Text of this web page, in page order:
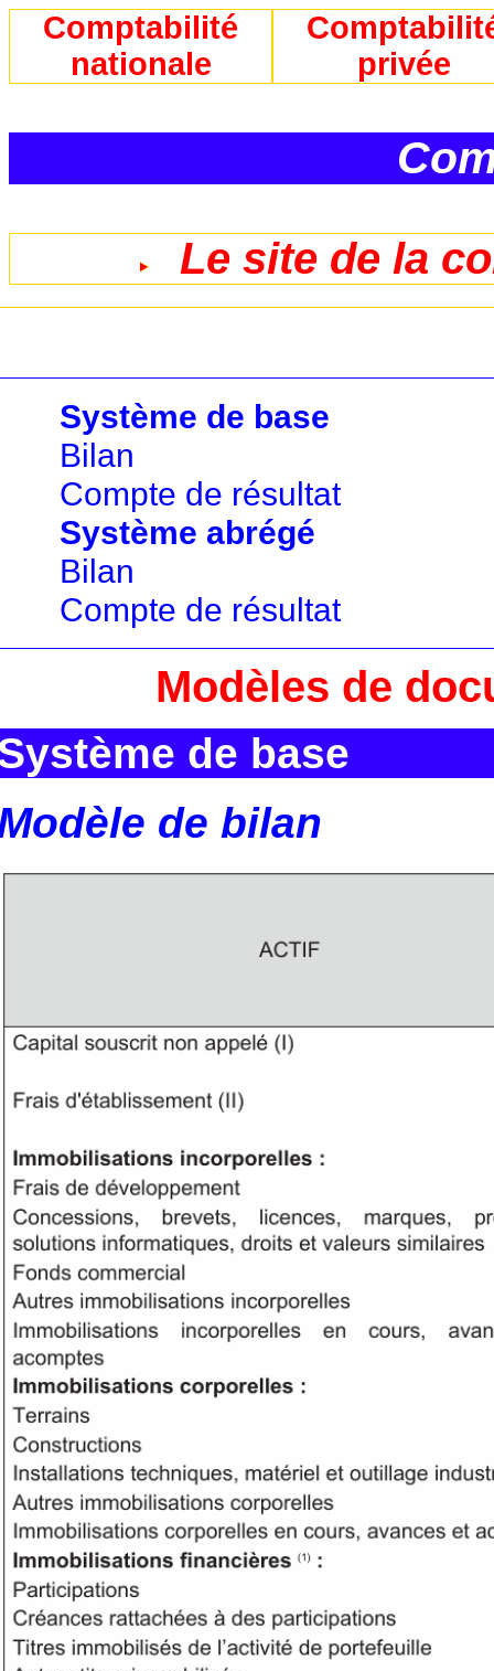
Comptabilité
nationale
privée
Le site de la
Système de base
Bilan
Compte de résultat
Système abrégé
Bilan
Compte de résultat
Modèles de
de base
de bilan